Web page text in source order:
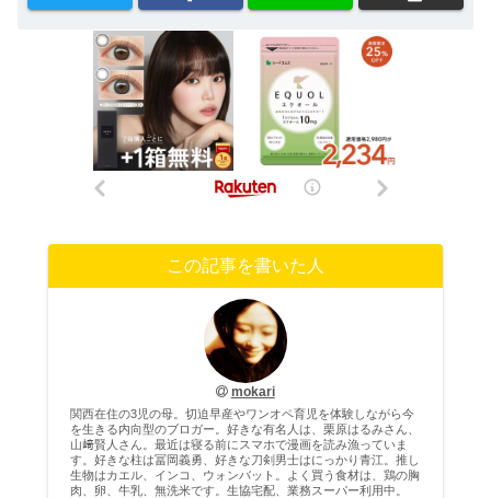
この記事を書いた人
mokari
関西在住の3児の母。切迫早産やワンオペ育児を体験しながら今
を生きる内向型のブロガー。好きな有名人は、栗原はるみさん、
山﨑賢人さん。最近は寝る前にスマホで漫画を読み漁っていま
す。好きな柱は冨岡義勇、好きな刀剣男士はにっかり青江。推し
生物はカエル、インコ、ウォンバット。よく買う食材は、鶏の胸
肉、卵、牛乳、無洗米です。生協宅配、業務スーパー利用中。